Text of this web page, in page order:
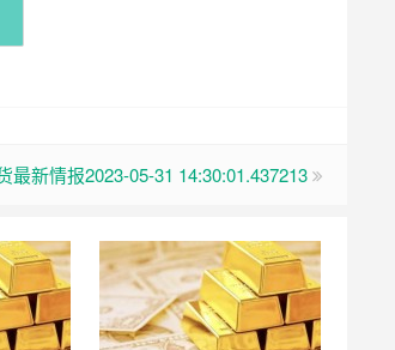
最新情报2023-05-31 14:30:01.437213